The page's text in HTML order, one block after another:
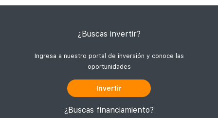
¿Buscas invertir?
Ingresa a nuestro portal de inversión y conoce las
oportunidades
Invertir
¿Buscas financiamiento?